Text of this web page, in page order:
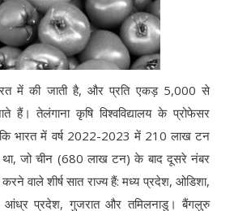
में की जाती है, और प्रति एकड़ 5,000 से
हैं। तेलंगाना कृषि विश्वविद्यालय के प्रोफेसर
भारत में वर्ष 2022-2023 में 210 लाख टन
था, जो चीन (680 लाख टन) के बाद दूसरे नंबर
वाले शीर्ष सात राज्य हैं: मध्य प्रदेश, ओडिशा,
आंध्र प्रदेश, गुजरात और तमिलनाडु। बैंगलुरु